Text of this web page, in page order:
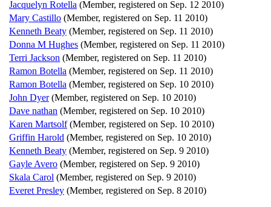
Jacquelyn Rotella (Member, registered on Sep. 12 2010)
Mary Castillo (Member, registered on Sep. 11 2010)
Kenneth Beaty (Member, registered on Sep. 11 2010)
Donna M Hughes (Member, registered on Sep. 11 2010)
Terri Jackson (Member, registered on Sep. 11 2010)
Ramon Botella (Member, registered on Sep. 11 2010)
Ramon Botella (Member, registered on Sep. 10 2010)
John Dyer (Member, registered on Sep. 10 2010)
Dave nathan (Member, registered on Sep. 10 2010)
Karen Martsolf (Member, registered on Sep. 10 2010)
Griffin Harold (Member, registered on Sep. 10 2010)
Kenneth Beaty (Member, registered on Sep. 9 2010)
Gayle Avero (Member, registered on Sep. 9 2010)
Skala Carol (Member, registered on Sep. 9 2010)
Everet Presley (Member, registered on Sep. 8 2010)